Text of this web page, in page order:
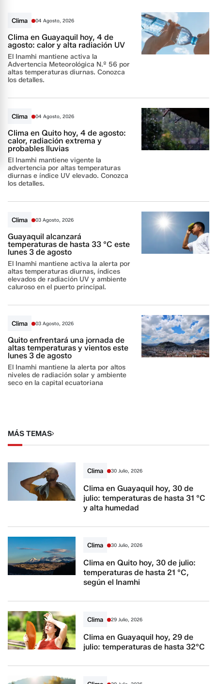
Clima 04 Agosto, 2026
Clima en Guayaquil hoy, 4 de
agosto: calor y alta radiación UV
El Inamhi mantiene activa la
Advertencia Meteorológica N.º 56 por
altas temperaturas diurnas. Conozca
los detalles.
Clima 04 Agosto, 2026
Clima en Quito hoy, 4 de agosto:
calor, radiación extrema y
probables lluvias
El Inamhi mantiene vigente la
advertencia por altas temperaturas
diurnas e índice UV elevado. Conozca
los detalles.
Clima 03 Agosto, 2026
Guayaquil alcanzará
temperaturas de hasta 33 °C este
lunes 3 de agosto
El Inamhi mantiene activa la alerta por
altas temperaturas diurnas, índices
elevados de radiación UV y ambiente
caluroso en el puerto principal.
Clima 03 Agosto, 2026
Quito enfrentará una jornada de
altas temperaturas y vientos este
lunes 3 de agosto
El Inamhi mantiene la alerta por altos
niveles de radiación solar y ambiente
seco en la capital ecuatoriana
MÁS TEMAS
Clima 30 Julio, 2026
Clima en Guayaquil hoy, 30 de
julio: temperaturas de hasta 31 °C
y alta humedad
Clima 30 Julio, 2026
Clima en Quito hoy, 30 de julio:
temperaturas de hasta 21 °C,
según el Inamhi
Clima 29 Julio, 2026
Clima en Guayaquil hoy, 29 de
julio: temperaturas de hasta 32°C